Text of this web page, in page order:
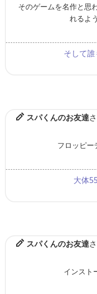
そのゲームを名作と思
れるよ
そして
スパくんのお友達
フロッピー
大体
スパくんのお友達
インスト